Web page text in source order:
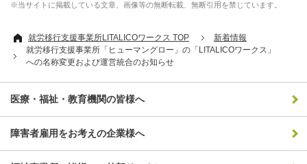
※当サイトに掲載している文章、画像等の無断転載、無断引用を禁じています。
就労移行支援事業所LITALICOワークス TOP
新着情報
就労移行支援事業所「ヒューマングロー」の「LITALICOワークス」
への名称変更および運営統合のお知らせ
医療・福祉・教育機関の皆様へ
障害者雇用をお考えの企業様へ